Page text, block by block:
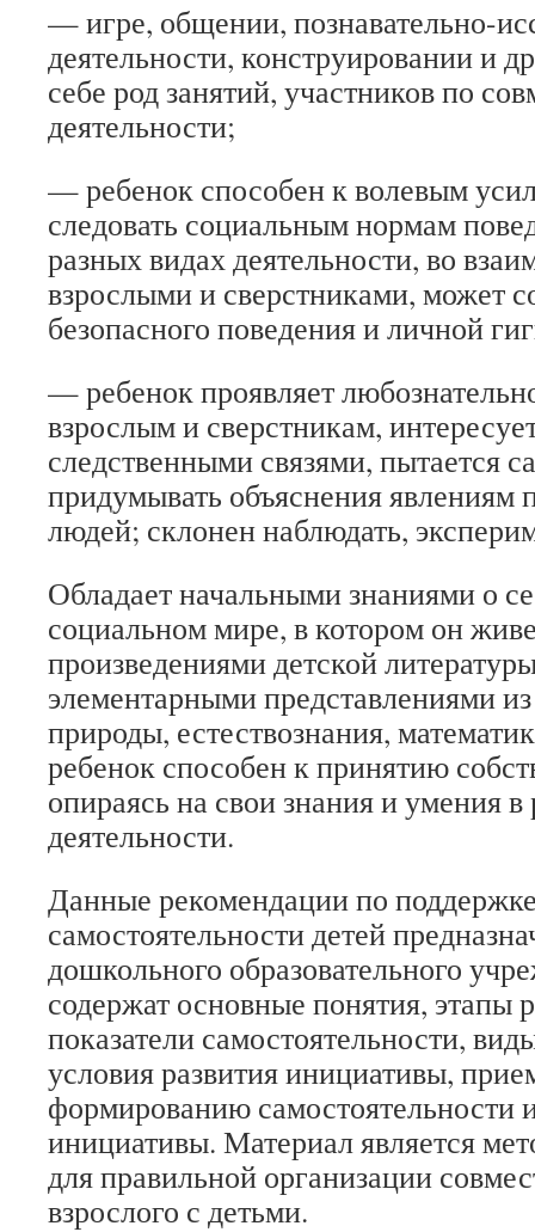
— игре, общении, познавательно-
деятельности, конструировании и
себе род занятий, участников по
деятельности;
— ребенок способен к волевым
следовать социальным нормам
разных видах деятельности, во
взрослыми и сверстниками, может
безопасного поведения и личной
— ребенок проявляет
взрослым и сверстникам,
следственными связями, пытается
придумывать объяснения явлениям
людей; склонен наблюдать,
Обладает начальными знаниями о
социальном мире, в котором он
произведениями детской
элементарными представлениями
природы, естествознания,
ребенок способен к принятию
опираясь на свои знания и умения
деятельности.
Данные рекомендации по
самостоятельности детей
дошкольного образовательного
содержат основные понятия, этапы
показатели самостоятельности,
условия развития инициативы,
формированию самостоятельности
инициативы. Материал является
для правильной организации
взрослого с детьми.